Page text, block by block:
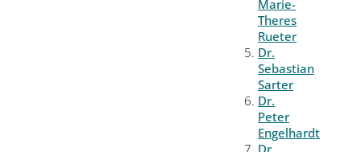
Marie-
Theres
Rueter
Dr.
Sebastian
Sarter
Dr.
Peter
Engelhardt
Dr.